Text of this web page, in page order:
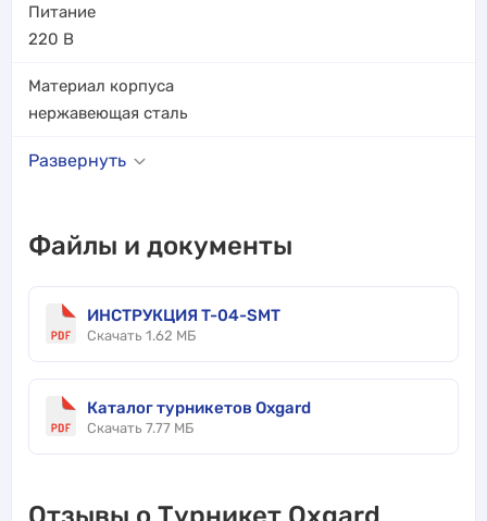
Питание
220 В
Материал корпуса
нержавеющая сталь
Развернуть
Файлы и документы
ИНСТРУКЦИЯ T-04-SMT
Скачать 1.62 МБ
Каталог турникетов Oxgard
Скачать 7.77 МБ